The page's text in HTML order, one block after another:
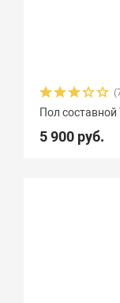
Пол составной
5 900 руб.